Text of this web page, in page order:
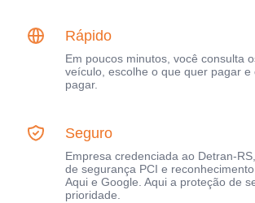
Rápido
Em poucos minutos, você consulta
veículo, escolhe o que quer pagar e
pagar.
Seguro
Empresa credenciada ao Detran-
de segurança PCI e
Aqui e Google. Aqui a proteção de
prioridade.